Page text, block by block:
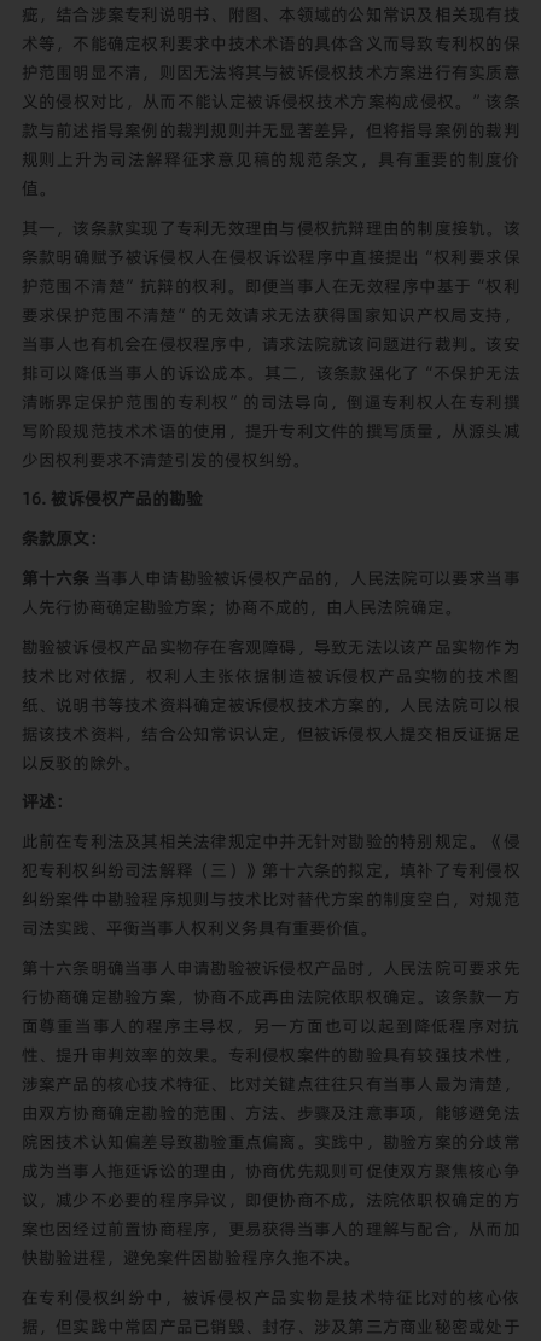
疵，结合涉案专利说明书、附图、本领域的公知常识及相关现有技
术等，不能确定权利要求中技术术语的具体含义而导致专利权的保
护范围明显不清，则因无法将其与被诉侵权技术方案进行有实质意
义的侵权对比，从而不能认定被诉侵权技术方案构成侵权。”该条
款与前述指导案例的裁判规则并无显著差异，但将指导案例的裁判
规则上升为司法解释征求意见稿的规范条文，具有重要的制度价
值。
其一，该条款实现了专利无效理由与侵权抗辩理由的制度接轨。该
条款明确赋予被诉侵权人在侵权诉讼程序中直接提出“权利要求保
护范围不清楚”抗辩的权利。即便当事人在无效程序中基于“权利
要求保护范围不清楚”的无效请求无法获得国家知识产权局支持，
当事人也有机会在侵权程序中，请求法院就该问题进行裁判。该安
排可以降低当事人的诉讼成本。其二，该条款强化了“不保护无法
清晰界定保护范围的专利权”的司法导向，倒逼专利权人在专利撰
写阶段规范技术术语的使用，提升专利文件的撰写质量，从源头减
少因权利要求不清楚引发的侵权纠纷。
16. 被诉侵权产品的勘验
条款原文：
第十六条当事人申请勘验被诉侵权产品的，人民法院可以要求当事
人先行协商确定勘验方案；协商不成的，由人民法院确定。
勘验被诉侵权产品实物存在客观障碍，导致无法以该产品实物作为
技术比对依据，权利人主张依据制造被诉侵权产品实物的技术图
纸、说明书等技术资料确定被诉侵权技术方案的，人民法院可以根
据该技术资料，结合公知常识认定，但被诉侵权人提交相反证据足
以反驳的除外。
评述：
此前在专利法及其相关法律规定中并无针对勘验的特别规定。《侵
犯专利权纠纷司法解释（三）》第十六条的拟定，填补了专利侵权
纠纷案件中勘验程序规则与技术比对替代方案的制度空白，对规范
司法实践、平衡当事人权利义务具有重要价值。
第十六条明确当事人申请勘验被诉侵权产品时，人民法院可要求先
行协商确定勘验方案，协商不成再由法院依职权确定。该条款一方
面尊重当事人的程序主导权，另一方面也可以起到降低程序对抗
性、提升审判效率的效果。专利侵权案件的勘验具有较强技术性，
涉案产品的核心技术特征、比对关键点往往只有当事人最为清楚，
由双方协商确定勘验的范围、方法、步骤及注意事项，能够避免法
院因技术认知偏差导致勘验重点偏离。实践中，勘验方案的分歧常
成为当事人拖延诉讼的理由，协商优先规则可促使双方聚焦核心争
议，减少不必要的程序异议，即便协商不成，法院依职权确定的方
案也因经过前置协商程序，更易获得当事人的理解与配合，从而加
快勘验进程，避免案件因勘验程序久拖不决。
在专利侵权纠纷中，被诉侵权产品实物是技术特征比对的核心依
据，但实践中常因产品已销毁、封存、涉及第三方商业秘密或处于